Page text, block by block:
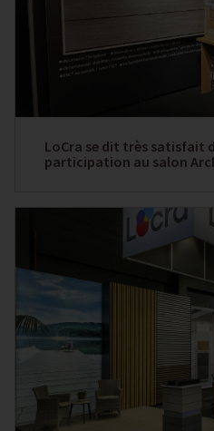
LoCra se dit très satisfait
participation au salon